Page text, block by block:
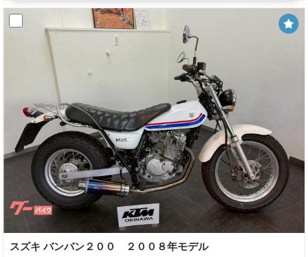
スズキ バンバン２００ ２００８年モデル